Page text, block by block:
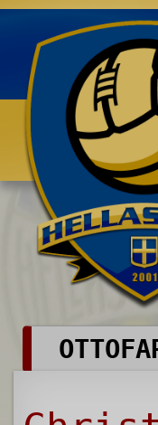
Benvenuti su